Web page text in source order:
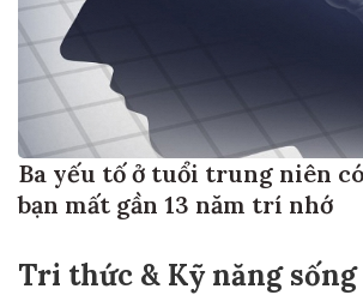
Ba yếu tố ở tuổi trung niên
bạn mất gần 13 năm trí nhớ
Tri thức & Kỹ năng sống